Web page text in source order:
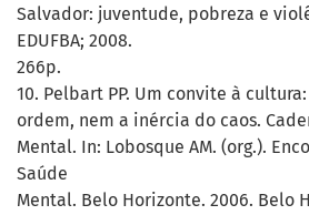
Salvador: juventude, pobreza e
EDUFBA; 2008.
266p.
10. Pelbart PP. Um convite à
ordem, nem a inércia do caos.
Mental. In: Lobosque AM. (org.).
Saúde
Mental. Belo Horizonte. 2006. Belo